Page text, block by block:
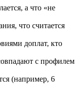
а что «не
что считается
доплат, кто
с профилем
(например, 6